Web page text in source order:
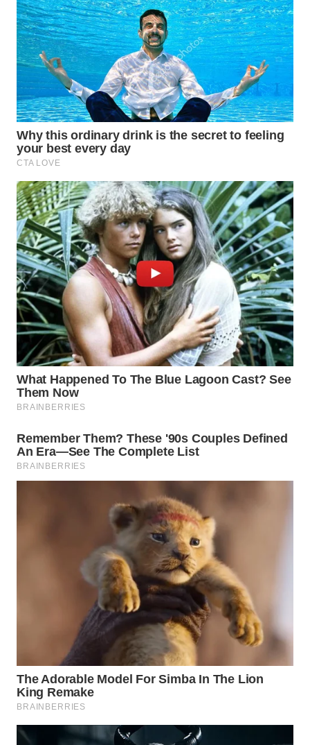
WN
PAKPAK
WN
KARAWANG
WN
BEKASI
WN
WN
DEPOK
WN
TAPANULI
UTARA
WN
SAMOSIR
WN
PADANG
LAWAS
WN
SUMEDANG
TANGERANG
WN
BINJAI